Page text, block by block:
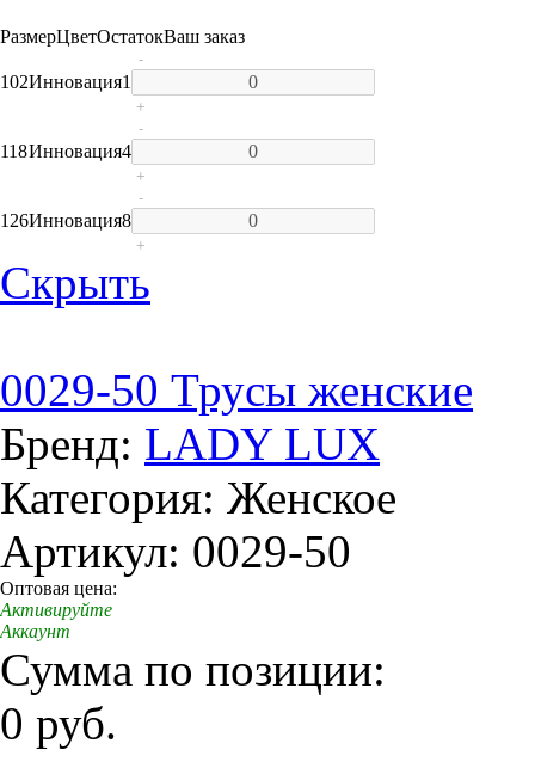
РазмерЦветОстатокВаш заказ
102Инновация1
-
+
118Инновация4
-
+
126Инновация8
-
+
Скрыть
0029-50 Трусы женские
Бренд: LADY LUX
Категория: Женское
Артикул: 0029-50
Оптовая цена:
Активируйте
Аккаунт
Сумма по позиции:
0 руб.